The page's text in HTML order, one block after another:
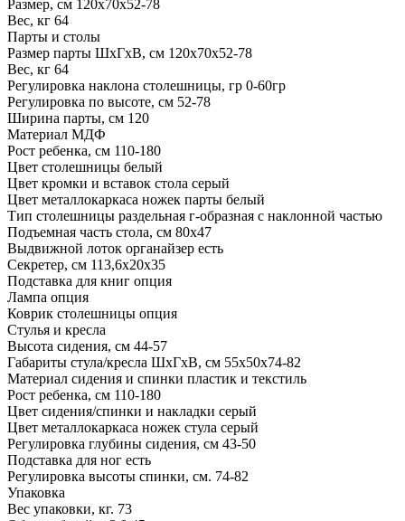
Размер, см 120x70x52-78
Вес, кг 64
Парты и столы
Размер парты ШхГхВ, см 120x70x52-78
Вес, кг 64
Регулировка наклона столешницы, гр 0-60гр
Регулировка по высоте, см 52-78
Ширина парты, см 120
Материал МДФ
Рост ребенка, см 110-180
Цвет столешницы белый
Цвет кромки и вставок стола серый
Цвет металлокаркаса ножек парты белый
Тип столешницы раздельная г-образная с наклонной частью
Подъемная часть стола, см 80x47
Выдвижной лоток органайзер есть
Секретер, см 113,6х20х35
Подставка для книг опция
Лампа опция
Коврик столешницы опция
Стулья и кресла
Высота сидения, см 44-57
Габариты стула/кресла ШхГхВ, см 55x50x74-82
Материал сидения и спинки пластик и текстиль
Рост ребенка, см 110-180
Цвет сидения/спинки и накладки серый
Цвет металлокаркаса ножек стула серый
Регулировка глубины сидения, см 43-50
Подставка для ног есть
Регулировка высоты спинки, см. 74-82
Упаковка
Вес упаковки, кг. 73